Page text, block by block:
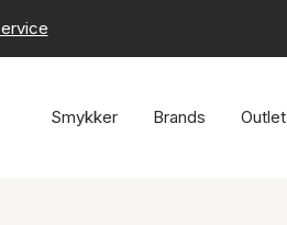
Smykker Brands Outlet